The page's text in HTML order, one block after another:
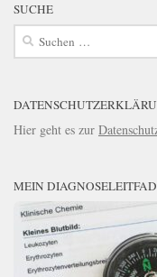
SUCHE
Suchen
nach:
Hier geht es zur
MEIN